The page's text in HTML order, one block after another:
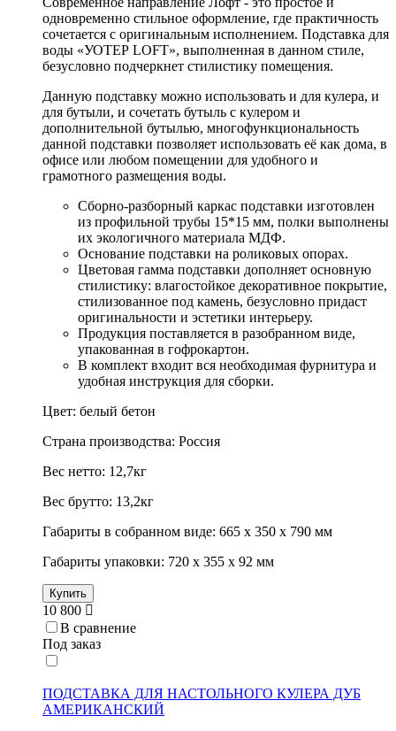
одновременно стильное оформление, где практичность
сочетается с оригинальным исполнением. Подставка для
воды «УОТЕР LOFT», выполненная в данном стиле,
безусловно подчеркнет стилистику помещения.
Данную подставку можно использовать и для кулера, и
для бутыли, и сочетать бутыль с кулером и
дополнительной бутылью, многофункциональность
данной подставки позволяет использовать её как дома, в
офисе или любом помещении для удобного и
грамотного размещения воды.
Сборно-разборный каркас подставки изготовлен
из профильной трубы 15*15 мм, полки выполнены
их экологичного материала МДФ.
Основание подставки на роликовых опорах.
Цветовая гамма подставки дополняет основную
стилистику: влагостойкое декоративное покрытие,
стилизованное под камень, безусловно придаст
оригинальности и эстетики интерьеру.
Продукция поставляется в разобранном виде,
упакованная в гофрокартон.
В комплект входит вся необходимая фурнитура и
удобная инструкция для сборки.
Цвет: белый бетон
Страна производства: Россия
Вес нетто: 12,7кг
Вес брутто: 13,2кг
Габариты в собранном виде: 665 х 350 х 790 мм
Габариты упаковки: 720 х 355 х 92 мм
Купить
10 800
В сравнение
Под заказ
ПОДСТАВКА ДЛЯ НАСТОЛЬНОГО КУЛЕРА ДУБ
АМЕРИКАНСКИЙ